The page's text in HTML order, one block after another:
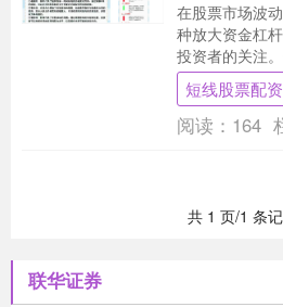
在股票市场波
种放大资金杠
投资者的关注
杂的配资平台
配资网站短线股
短线股票配资
阅读： 164
共 1 页/1 条
联华证券